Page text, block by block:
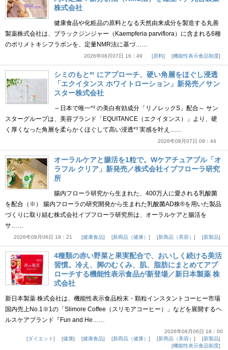
株式会社
健康食品や化粧品の原料となる天然由来成分を製造する丸善
製薬株式会社は、ブラックジンジャー（Kaempferia parviflora）に含まれる6種
のポリメトキシフラボンを、定量NMR法に基づ……
2026年08月07日 16：49 原料 機能性表示食品制度
シミのもと*¹ にアプローチ、硬い角層をほぐし浸透
「エクイタンス ホワイトローション」新発売／サン
スター株式会社
～日本で唯一*² の美白有効成分「リノレックS」配合～ サン
スターグループは、美容ブランド「EQUITANCE（エクイタンス）」より、硬
く厚くなった角層を柔らかくほぐして高い浸透*³ 実感を叶え……
2026年08月07日 09：44
オーラルケアと腸活を1粒で。Wケアチュアブル「オ
ラフル クリア」新発売／株式会社イブフローラ研究
所
腸内フローラ研究から生まれた、400万人に愛される乳酸菌
を配合（※） 腸内フローラの研究開発から生まれた乳酸菌AD株®を用いた製品
づくりに取り組む株式会社イブフローラ研究所は、オーラルケアと腸活を
サ……
2026年08月06日 18：21 健康食品 新商品（健康） 新商品（美容） 新製品
4種類の赤い野菜と果実配合で、おいしく続ける美活
習慣。冷え、脚のむくみ、肌、脂肪にまとめてアプ
ローチする機能性表示食品が新登場／新日本製薬 株
式会社
新日本製薬 株式会社は、機能性表示食品粉末・顆粒インスタントコーヒー市場
国内売上No.1※1の「Slimore Coffee（スリモアコーヒー）」などを展開するヘ
ルスケアブランド『Fun and He……
2026年08月06日 18：00
ダイエット
健康 健康食品 新商品（健康） 新商品（美容）
新製品
機能性表示食品制度